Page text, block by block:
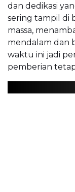
dan dedikasi
sering tampil di
massa,
mendalam dan
waktu ini jadi
pemberian